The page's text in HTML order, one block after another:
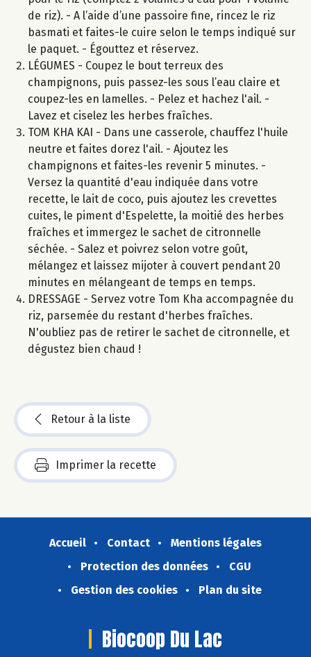
de riz). - A l’aide d’une passoire fine, rincez le riz
basmati et faites-le cuire selon le temps indiqué sur
le paquet. - Égouttez et réservez.
LÉGUMES - Coupez le bout terreux des
champignons, puis passez-les sous l’eau claire et
coupez-les en lamelles. - Pelez et hachez l'ail. -
Lavez et ciselez les herbes fraîches.
TOM KHA KAI - Dans une casserole, chauffez l'huile
neutre et faites dorez l'ail. - Ajoutez les
champignons et faites-les revenir 5 minutes. -
Versez la quantité d'eau indiquée dans votre
recette, le lait de coco, puis ajoutez les crevettes
cuites, le piment d'Espelette, la moitié des herbes
fraîches et immergez le sachet de citronnelle
séchée. - Salez et poivrez selon votre goût,
mélangez et laissez mijoter à couvert pendant 20
minutes en mélangeant de temps en temps.
DRESSAGE - Servez votre Tom Kha accompagnée du
riz, parsemée du restant d'herbes fraîches.
N'oubliez pas de retirer le sachet de citronnelle, et
dégustez bien chaud !
Retour à la liste
Imprimer la recette
Accueil Contact
Mentions légales
Protection des données
CGU
Gestion des cookies
Plan du site
Biocoop Du Lac